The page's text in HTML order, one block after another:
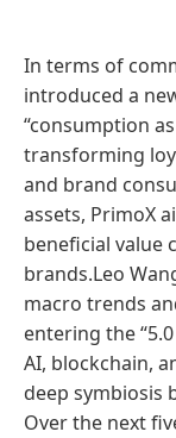
In terms of
introduced a
“consumption
transforming
and brand
assets, PrimoX
beneficial value
brands.Leo
macro trends
entering the
AI, blockchain,
deep symbiosis
Over the next